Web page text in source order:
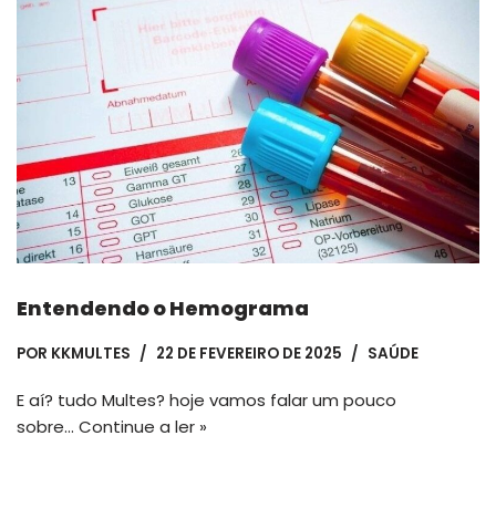
Entendendo o Hemograma
POR KKMULTES 22 DE FEVEREIRO DE 2025 SAÚDE
E aí? tudo Multes? hoje vamos falar um pouco
sobre… Continue a ler »